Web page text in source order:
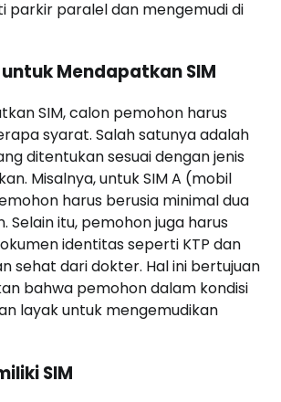
parkir paralel dan mengemudi di
Mendapatkan SIM
SIM, calon pemohon harus
syarat. Salah satunya adalah
ditentukan sesuai dengan jenis
Misalnya, untuk SIM A (mobil
harus berusia minimal dua
Selain itu, pemohon juga harus
identitas seperti KTP dan
sehat dari dokter. Hal ini bertujuan
bahwa pemohon dalam kondisi
layak untuk mengemudikan
SIM